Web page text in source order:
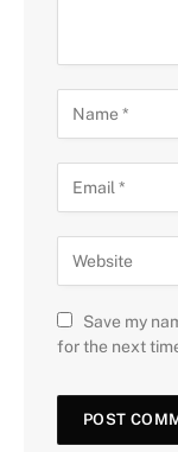
Save my
for the next